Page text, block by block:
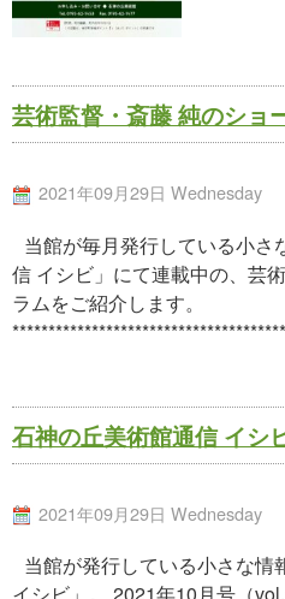
芸術監督・斎藤 純のシ
2021年09月29日 Wednesday
当館が毎月発行している小さ
信 イシビ」にて連載中の、芸
ラムをご紹介します。
石神の丘美術館通信 イ
2021年09月29日 Wednesday
当館が発行している小さな情